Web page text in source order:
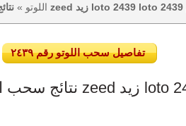
اللوتو »
تفاصيل سحب اللوتو رقم ٢٤٣٩